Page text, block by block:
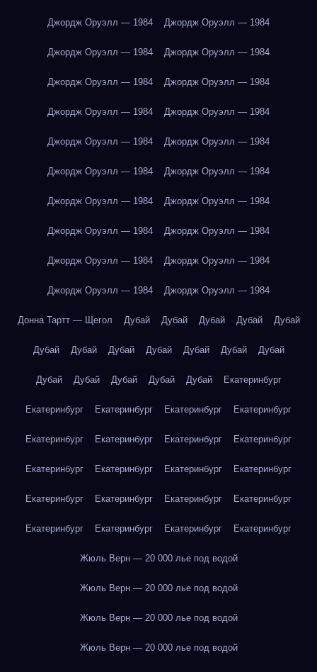
Джордж Оруэлл — 1984 Джордж Оруэлл — 1984
Джордж Оруэлл — 1984 Джордж Оруэлл — 1984
Джордж Оруэлл — 1984 Джордж Оруэлл — 1984
Джордж Оруэлл — 1984 Джордж Оруэлл — 1984
Джордж Оруэлл — 1984 Джордж Оруэлл — 1984
Джордж Оруэлл — 1984 Джордж Оруэлл — 1984
Джордж Оруэлл — 1984 Джордж Оруэлл — 1984
Джордж Оруэлл — 1984 Джордж Оруэлл — 1984
Джордж Оруэлл — 1984 Джордж Оруэлл — 1984
Джордж Оруэлл — 1984 Джордж Оруэлл — 1984
Донна Тартт — Щегол Дубай Дубай Дубай Дубай Дубай
Дубай Дубай Дубай Дубай Дубай Дубай Дубай
Дубай Дубай Дубай Дубай Дубай Екатеринбург
Екатеринбург Екатеринбург Екатеринбург Екатеринбург
Екатеринбург Екатеринбург Екатеринбург Екатеринбург
Екатеринбург Екатеринбург Екатеринбург Екатеринбург
Екатеринбург Екатеринбург Екатеринбург Екатеринбург
Екатеринбург Екатеринбург Екатеринбург Екатеринбург
Жюль Верн — 20 000 лье под водой
Жюль Верн — 20 000 лье под водой
Жюль Верн — 20 000 лье под водой
Жюль Верн — 20 000 лье под водой